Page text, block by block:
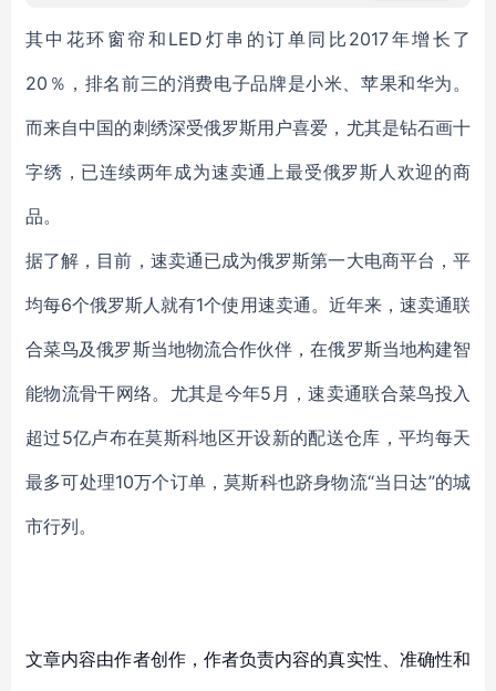
其中花环窗帘和LED灯串的订单同比2017年增长了
20％，排名前三的消费电子品牌是小米、苹果和华为。
而来自中国的刺绣深受俄罗斯用户喜爱，尤其是钻石画十
字绣，已连续两年成为速卖通上最受俄罗斯人欢迎的商
品。
据了解， 目前， 速卖通已成为俄罗斯第一大电商平台，平
均每6个俄罗斯人就有1个使用速卖通。 近年来，速卖通联
合菜鸟及俄罗斯当地物流合作伙伴，在俄罗斯当地构建智
能物流骨干网络。尤其是今年5月，速卖通联合菜鸟投入
超过5亿卢布在莫斯科地区开设新的配送仓库，平均每天
最多可处理10万个订单，莫斯科也跻身物流“当日达”的城
市行列。
文章内容由作者创作，作者负责内容的真实性、准确性和